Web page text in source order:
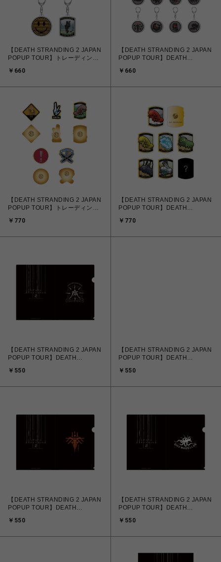
【DEATH STRANDING 2 JAPAN
POPUP TOUR】トレーディング
ランダム）
￥660
【DEATH STRANDING 2 JAPAN
POPUP TOUR】DEATH
グアクリルキーホルダー（全12
￥660
【DEATH STRANDING 2 JAPAN
POPUP TOUR】トレーディング
￥770
【DEATH STRANDING 2 JAPAN
POPUP TOUR】DEATH
トレーディングピンバッジ（全7
￥770
【DEATH STRANDING 2 JAPAN
POPUP TOUR】DEATH
APAC ver.
￥550
【DEATH STRANDING 2 JAPAN
POPUP TOUR】DEATH
DRAWBRIDGE ver.
￥550
【DEATH STRANDING 2 JAPAN
POPUP TOUR】DEATH
GHOST MECH ver.
￥550
【DEATH STRANDING 2 JAPAN
POPUP TOUR】DEATH
DHV MAGELLAN ver.
￥550